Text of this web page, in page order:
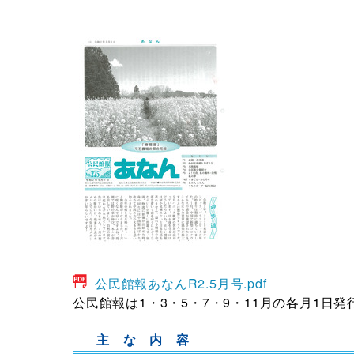
公民館報あなんR2.5月号.pdf
公民館報は1・3・5・7・9・11月の各月1日発
主 な 内 容